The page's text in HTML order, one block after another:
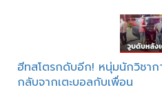
ฮีทสโตรกดับอีก! หนุ่มนักวิชา
กลับจากเตะบอลกับเพื่อน